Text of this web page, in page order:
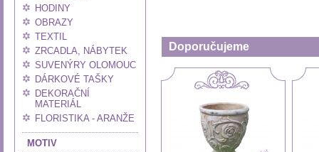
HODINY
OBRAZY
TEXTIL
ZRCADLA, NÁBYTEK
SUVENÝRY OLOMOUC
DÁRKOVÉ TAŠKY
DEKORAČNÍ
MATERIÁL
FLORISTIKA - ARANŽE
MOTIV
Doporučujeme